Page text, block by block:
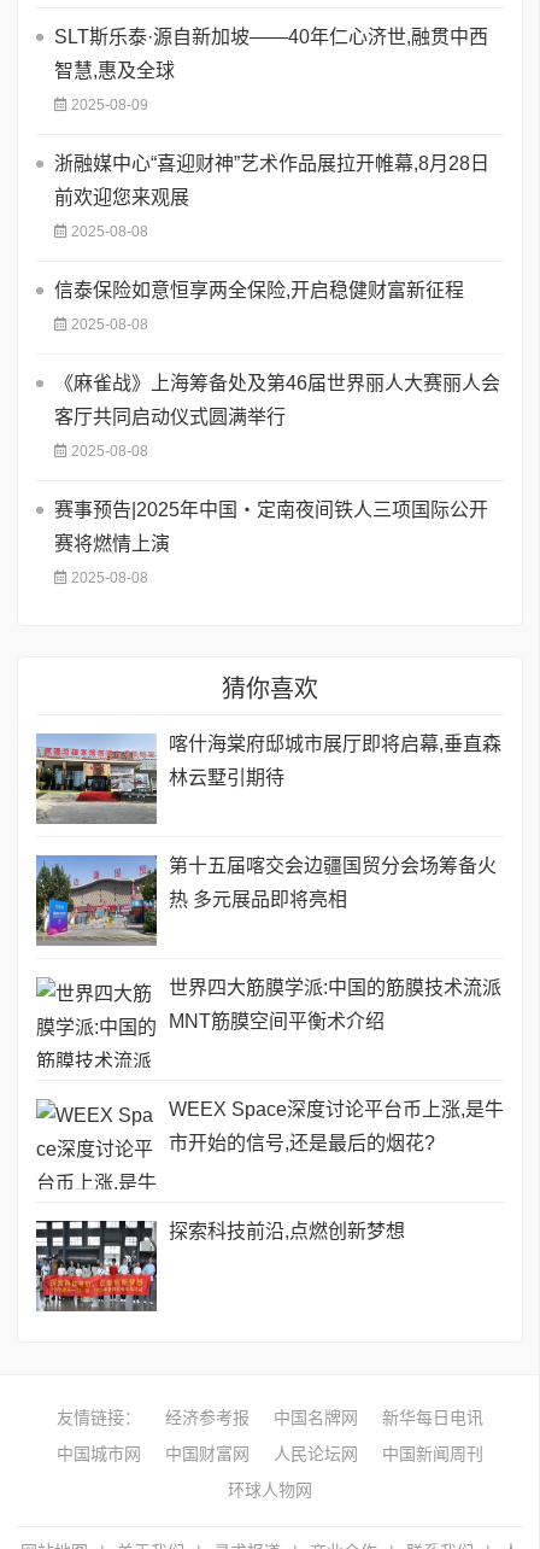
SLT斯乐泰·源自新加坡——40年仁心济世,融贯中西
智慧,惠及全球
2025-08-09
浙融媒中心“喜迎财神”艺术作品展拉开帷幕,8月28日
前欢迎您来观展
2025-08-08
信泰保险如意恒享两全保险,开启稳健财富新征程
2025-08-08
《麻雀战》上海筹备处及第46届世界丽人大赛丽人会
客厅共同启动仪式圆满举行
2025-08-08
赛事预告|2025年中国・定南夜间铁人三项国际公开
赛将燃情上演
2025-08-08
猜你喜欢
喀什海棠府邸城市展厅即将启幕,垂直森
林云墅引期待
第十五届喀交会边疆国贸分会场筹备火
热 多元展品即将亮相
世界四大筋膜学派:中国的筋膜技术流派
MNT筋膜空间平衡术介绍
WEEX Space深度讨论平台币上涨,是牛
市开始的信号,还是最后的烟花?
探索科技前沿,点燃创新梦想
友情链接： 经济参考报 中国名牌网
新华每日电讯
中国城市网
中国财富网 人民论坛网
中国新闻周刊
环球人物网